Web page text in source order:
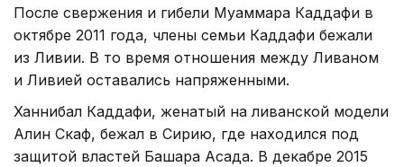
После свержения и гибели Муаммара Каддафи в
октябре 2011 года, члены семьи Каддафи бежали
из Ливии. В то время отношения между Ливаном
и Ливией оставались напряженными.
Ханнибал Каддафи, женатый на ливанской модели
Алин Скаф, бежал в Сирию, где находился под
защитой властей Башара Асада. В декабре 2015